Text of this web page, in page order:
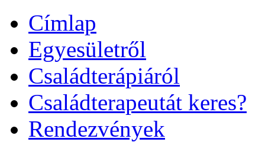
Címlap
Egyesületről
Családterápiáról
Családterapeutát keres?
Rendezvények